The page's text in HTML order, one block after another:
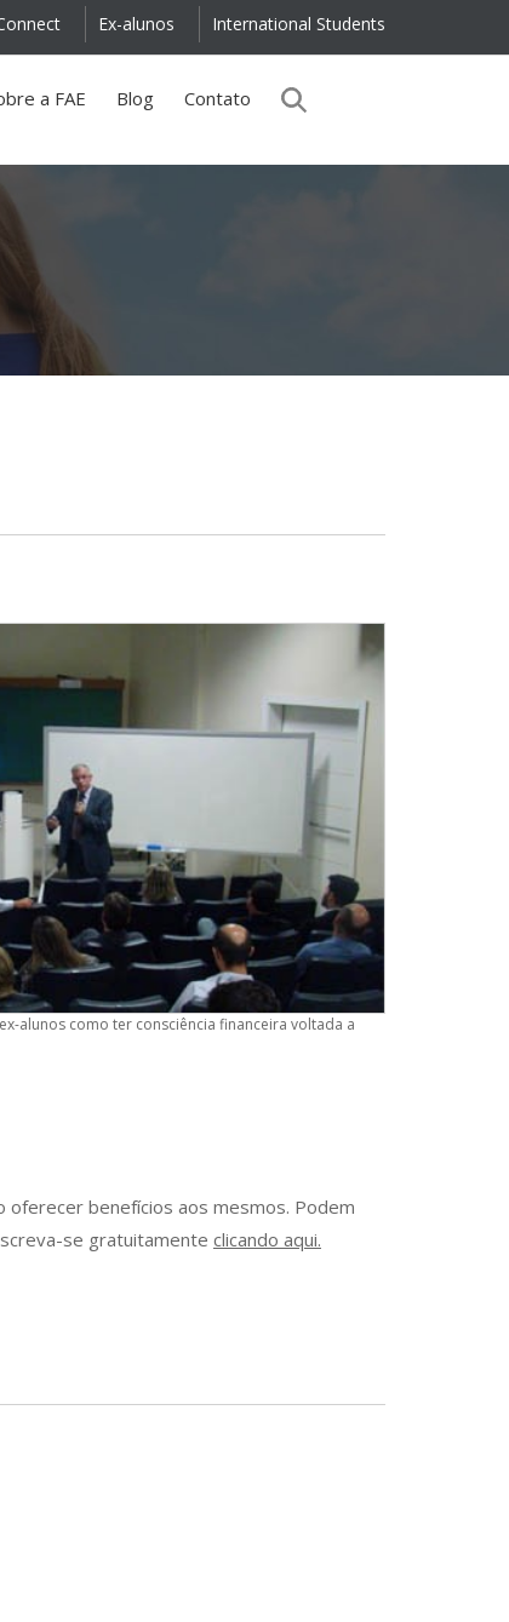
International Students
Ex-alunos
a FAE Blog Contato
alunos como ter consciência financeira voltada a
oferecer benefícios aos mesmos. Podem
se gratuitamente clicando aqui.